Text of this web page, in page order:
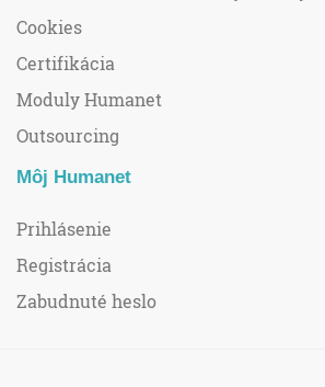
Cookies
Certifikácia
Moduly Humanet
Outsourcing
Môj Humanet
Prihlásenie
Registrácia
Zabudnuté heslo